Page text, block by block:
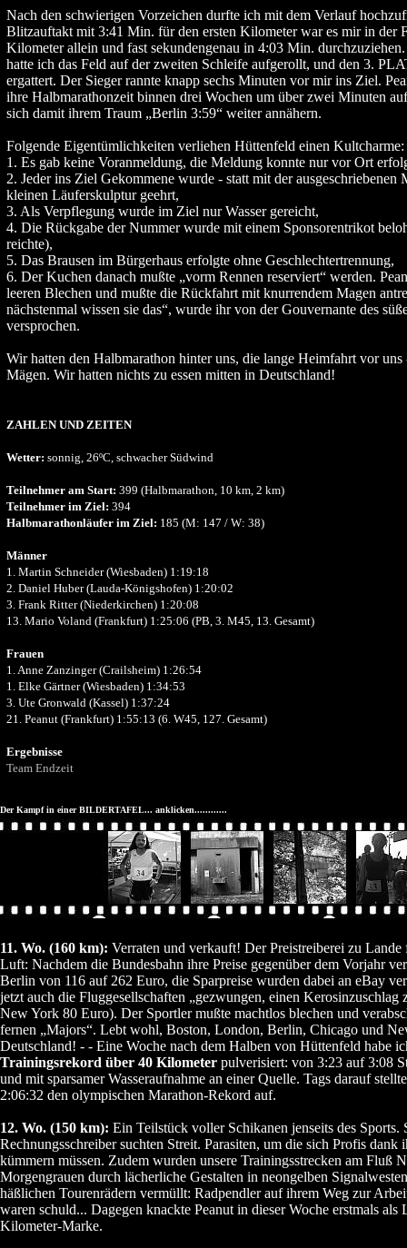
Nach den schwierigen Vorzeichen durfte ich mit dem Verlauf
Blitzauftakt mit 3:41 Min. für den ersten Kilometer war es mir in der
Kilometer allein und fast sekundengenau in 4:03 Min.
hatte ich das Feld auf der zweiten Schleife aufgerollt, und den 3.
ergattert. Der Sieger rannte knapp sechs Minuten vor mir ins Ziel.
ihre Halbmarathonzeit binnen drei Wochen um über zwei Minuten
sich damit ihrem Traum „Berlin 3:59“ weiter annähern.
Folgende Eigentümlichkeiten verliehen Hüttenfeld einen Kultcharme:
1. Es gab keine Voranmeldung, die Meldung konnte nur vor Ort
2. Jeder ins Ziel Gekommene wurde - statt mit der ausgeschriebenen
kleinen Läuferskulptur geehrt,
3. Als Verpflegung wurde im Ziel nur Wasser gereicht,
4. Die Rückgabe der Nummer wurde mit einem Sponsorentrikot
reichte),
5. Das Brausen im Bürgerhaus erfolgte ohne Geschlechtertrennung,
6. Der Kuchen danach mußte „vorm Rennen reserviert“ werden.
leeren Blechen und mußte die Rückfahrt mit knurrendem Magen
nächstenmal wissen sie das“, wurde ihr von der Gouvernante des
versprochen.
Wir hatten den Halbmarathon hinter uns, die lange Heimfahrt vor
Mägen. Wir hatten nichts zu essen mitten in Deutschland!
ZAHLEN UND ZEITEN
Wetter: sonnig, 26ºC, schwacher Südwind
Teilnehmer am Start: 399 (Halbmarathon, 10 km, 2 km)
Teilnehmer im Ziel: 394
Halbmarathonläufer im Ziel: 185 (M: 147 / W: 38)
Männer
1. Martin Schneider (Wiesbaden) 1:19:18
2. Daniel Huber (Lauda-Königshofen) 1:20:02
3. Frank Ritter (Niederkirchen) 1:20:08
13. Mario Voland (Frankfurt) 1:25:06 (PB, 3. M45, 13. Gesamt)
Frauen
1. Anne Zanzinger (Crailsheim) 1:26:54
1. Elke Gärtner (Wiesbaden) 1:34:53
3. Ute Gronwald (Kassel) 1:37:24
21. Peanut (Frankfurt) 1:55:13 (6. W45, 127. Gesamt)
Ergebnisse
Team Endzeit
Der Kampf in einer BILDERTAFEL... anklicken............
11. Wo. (160 km): Verraten und verkauft! Der Preistreiberei zu
Luft: Nachdem die Bundesbahn ihre Preise gegenüber dem Vorjahr
Berlin von 116 auf 262 Euro, die Sparpreise wurden dabei an eBay
jetzt auch die Fluggesellschaften „gezwungen, einen Kerosinzuschlag
New York 80 Euro). Der Sportler mußte machtlos blechen und
fernen „Majors“. Lebt wohl, Boston, London, Berlin, Chicago und
Deutschland! - - Eine Woche nach dem Halben von Hüttenfeld habe
Trainingsrekord über 40 Kilometer pulverisiert: von 3:23 auf 3:08
und mit sparsamer Wasseraufnahme an einer Quelle. Tags darauf
2:06:32 den olympischen Marathon-Rekord auf.
12. Wo. (150 km): Ein Teilstück voller Schikanen jenseits des Sports.
Rechnungsschreiber suchten Streit. Parasiten, um die sich Profis dank
kümmern müssen. Zudem wurden unsere Trainingsstrecken am Fluß
Morgengrauen durch lächerliche Gestalten in neongelben
häßlichen Tourenrädern vermüllt: Radpendler auf ihrem Weg zur
waren schuld... Dagegen knackte Peanut in dieser Woche erstmals als
Kilometer-Marke.